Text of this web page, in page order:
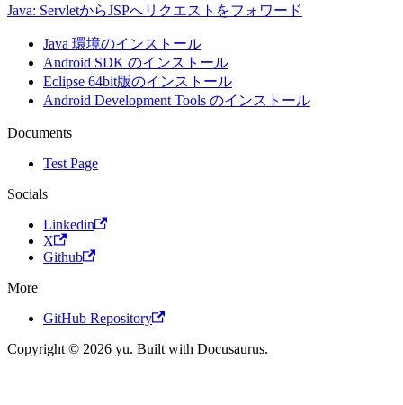
Java: ServletからJSPへリクエストをフォワード
Java 環境のインストール
Android SDK のインストール
Eclipse 64bit版のインストール
Android Development Tools のインストール
Documents
Test Page
Socials
Linkedin
X
Github
More
GitHub Repository
Copyright © 2026 yu. Built with Docusaurus.